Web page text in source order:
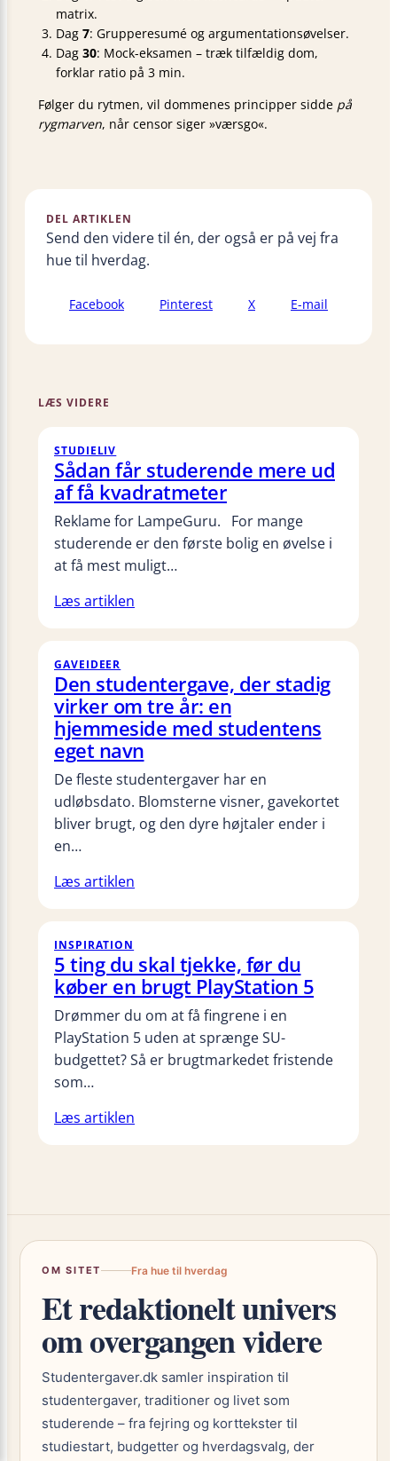
matrix.
Dag 7: Grupperesumé og argumentationsøvelser.
Dag 30: Mock-eksamen – træk tilfældig dom,
forklar ratio på 3 min.
Følger du rytmen, vil dommenes principper sidde på
rygmarven, når censor siger »værsgo«.
DEL ARTIKLEN
Send den videre til én, der også er på vej fra
hue til hverdag.
Facebook Pinterest X E-mail
LÆS VIDERE
STUDIELIV
Sådan får studerende mere ud
af få kvadratmeter
Reklame for LampeGuru. For mange
studerende er den første bolig en øvelse i
at få mest muligt…
Læs artiklen
GAVEIDEER
Den studentergave, der stadig
virker om tre år: en
hjemmeside med studentens
eget navn
De fleste studentergaver har en
udløbsdato. Blomsterne visner, gavekortet
bliver brugt, og den dyre højtaler ender i
en…
Læs artiklen
INSPIRATION
5 ting du skal tjekke, før du
køber en brugt PlayStation 5
Drømmer du om at få fingrene i en
PlayStation 5 uden at sprænge SU-
budgettet? Så er brugtmarkedet fristende
som…
Læs artiklen
OM SITET Fra hue til hverdag
Et redaktionelt univers
om overgangen videre
Studentergaver.dk samler inspiration til
studentergaver, traditioner og livet som
studerende – fra fejring og korttekster til
studiestart, budgetter og hverdagsvalg, der